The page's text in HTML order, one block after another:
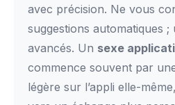
avec précision. Ne vous
suggestions automatiques ;
avancés. Un sexe
commence souvent par
légère sur l’appli elle-